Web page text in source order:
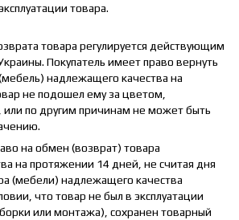
товара.
товара регулируется действующим
Покупатель имеет право вернуть
надлежащего качества на
не подошел ему за цветом,
по другим причинам не может быть
на обмен (возврат) товара
на протяжении 14 дней, не считая дня
(мебели) надлежащего качества
что товар не был в эксплуатации
или монтажа), сохранен товарный